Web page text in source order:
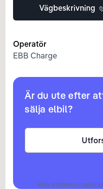
Vägbeskrivning
Operatör
EBB Charge
Är du ute efter
sälja elbil?
Våra omdömen utgörs